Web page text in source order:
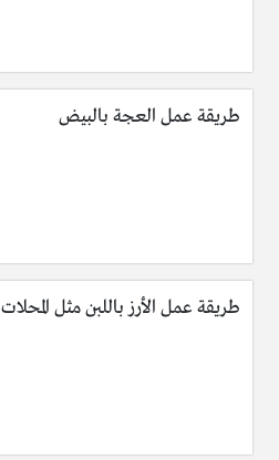
طريقة عمل العجة بالبيض
طريقة عمل الأرز باللبن مثل المحلات